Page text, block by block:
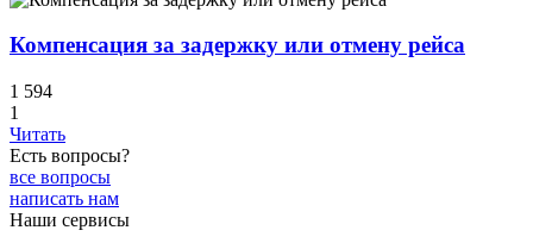
Компенсация за задержку или отмену рейса
1 594
1
Читать
Есть вопросы?
все вопросы
написать нам
Наши сервисы